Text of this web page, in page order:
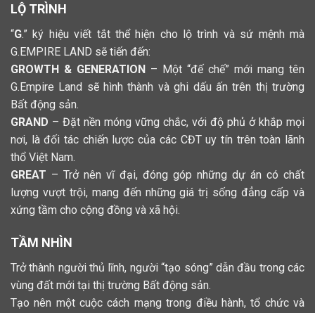
LỘ TRÌNH
“G.” ký hiệu viết tắt thể hiện cho lộ trình và sứ mệnh mà
G.EMPIRE LAND sẽ tiến đến:
GROWTH & GENERATION – Một “đế chế” mới mang tên
G.Empire Land sẽ hình thành và ghi dấu ấn trên thị trường
Bất động sản.
GRAND – Đặt nền móng vững chắc, với độ phủ ở khắp mọi
nơi, là đối tác chiến lược của các CĐT uy tín trên toàn lãnh
thổ Việt Nam.
GREAT – Trở nên vĩ đại, đóng góp những dự án có chất
lượng vượt trội, mang đến những giá trị sống đẳng cấp và
xứng tầm cho cộng đồng và xã hội.
TẦM NHÌN
Trở thành người thủ lĩnh, người “tạo sóng” dẫn đầu trong các
vùng đất mới tại thị trường Bất động sản.
Tạo nên một cuộc cách mạng trong điều hành, tổ chức và